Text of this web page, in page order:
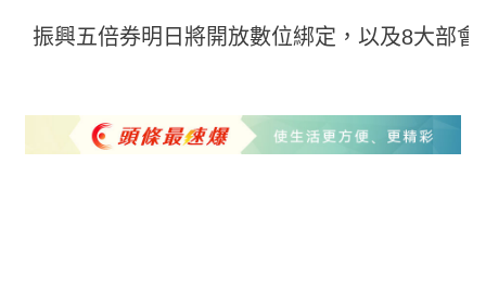
振興五倍券明日將開放數位綁定，以及8大部